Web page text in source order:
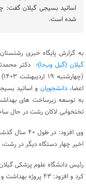
شده است.
به گزارش پایگاه خبری
گیلان (گیل وب‌دا)؛ دکتر
اعضا، دانشجویان و اساتید
تختخوابی لاکان رشت در حال
اخیر چهار دستگاه دیگر در
رئیس دانشگاه علوم پزشکی
کرد و افزود: ۴۳ پروژه بهداشت و درمان یک سال اخیر در استان افتتاح شد.